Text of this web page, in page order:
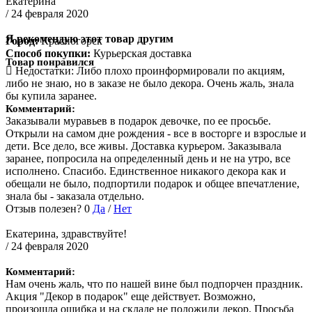
/ 24 февраля 2020
Я рекомендую этот товар другим
Город:Красногорск
Способ покупки: Курьерская доставка
Товар понравился
Недостатки: Либо плохо проинформировали по акциям,
либо не знаю, но в заказе не было декора. Очень жаль, знала
бы купила заранее.
Комментарий:
Заказывали муравьев в подарок девочке, по ее просьбе.
Открыли на самом дне рождения - все в восторге и взрослые и
дети. Все дело, все живы. Доставка курьером. Заказывала
заранее, попросила на определенный день и не на утро, все
исполнено. Спасибо. Единственное никакого декора как и
обещали не было, подпортили подарок и общее впечатление,
знала бы - заказала отдельно.
Отзыв полезен? 0 Да /Нет
Екатерина, здравствуйте!
/ 24 февраля 2020
Комментарий:
Нам очень жаль, что по нашей вине был подпорчен праздник.
Акция "Декор в подарок" еще действует. Возможно,
произошла ошибка и на складе не положили декор. Просьба